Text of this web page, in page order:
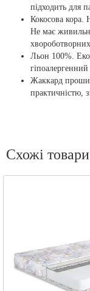
підходить для
Кокосова кора.
Не має
Льон 100%.
гіпоалергенний
Жаккард
практичністю,
Схожі товари